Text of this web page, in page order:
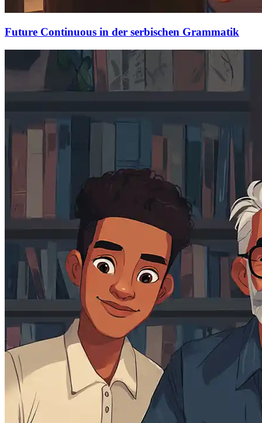
Future Continuous in der serbischen Grammatik